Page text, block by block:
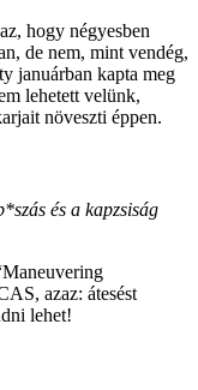
hogy négyesben
de nem, mint vendég,
januárban kapta meg
lehetett velünk,
növeszti éppen.
és a kapzsiság
azaz: átesést
lehet!